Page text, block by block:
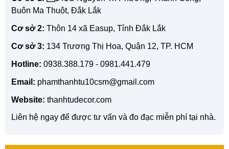
Buôn Ma Thuột, Đắk Lắk
Cơ sở 2: Thôn 14 xã Easup, Tỉnh Đắk Lắk
Cơ sở 3: 134 Trương Thị Hoa, Quận 12, TP. HCM
Hotline: 0938.388.179 - 0981.441.479
Email: phamthanhtu10csm@gmail.com
Website: thanhtudecor.com
Liên hệ ngay để được tư vấn và đo đạc miễn phí tại nhà.